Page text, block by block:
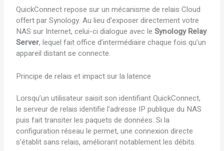
QuickConnect repose sur un mécanisme de relais Cloud
offert par Synology. Au lieu d’exposer directement votre
NAS sur Internet, celui-ci dialogue avec leSynology Relay
Server, lequel fait office d’intermédiaire chaque fois qu’un
appareil distant se connecte.
Principe de relais et impact sur la latence
Lorsqu’un utilisateur saisit son identifiant QuickConnect,
le serveur de relais identifie l’adresse IP publique du NAS
puis fait transiter les paquets de données. Si la
configuration réseau le permet, une connexion directe
s’établit sans relais, améliorant notablement les débits.